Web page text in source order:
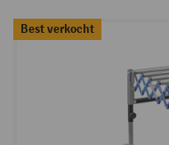
Best verkocht